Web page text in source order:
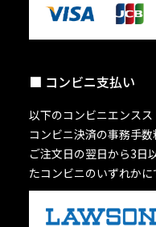
コンビニ支払い
以下のコンビニエンスス
コンビニ決済の事務手数
ご注文日の翌日から3日
たコンビニのいずれかに